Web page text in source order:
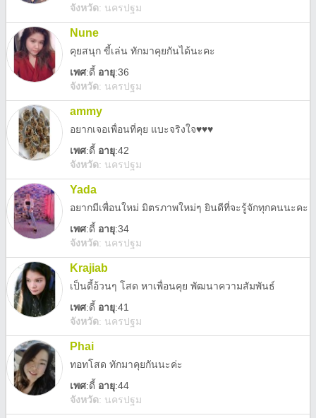
จังหวัด: นครปฐม
Nune
คุยสนุก ขี้เล่น ทักมาคุยกันได้นะคะ
เพศ:ดี้ อายุ:36
จังหวัด: นครปฐม
ammy
อยากเจอเพื่อนที่คุย แบะจริงใจ♥️♥️♥️
เพศ:ดี้ อายุ:42
จังหวัด: นครปฐม
Yada
อยากมีเพื่อนใหม่ มิตรภาพใหม่ๆ ยินดีที่จะรู้จักทุกคนนะคะ
เพศ:ดี้ อายุ:34
จังหวัด: นครปฐม
Krajiab
เป็นดี้อ้วนๆ โสด หาเพื่อนคุย พัฒนาความสัมพันธ์
เพศ:ดี้ อายุ:41
จังหวัด: นครปฐม
Phai
ทอทโสด ทักมาคุยกันนะค่ะ
เพศ:ดี้ อายุ:44
จังหวัด: นครปฐม